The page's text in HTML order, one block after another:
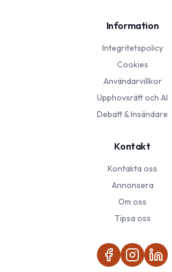
Information
Integritetspolicy
Cookies
Användarvillkor
Upphovsrätt och AI
Debatt & Insändare
Kontakt
Kontakta oss
Annonsera
Om oss
Tipsa oss